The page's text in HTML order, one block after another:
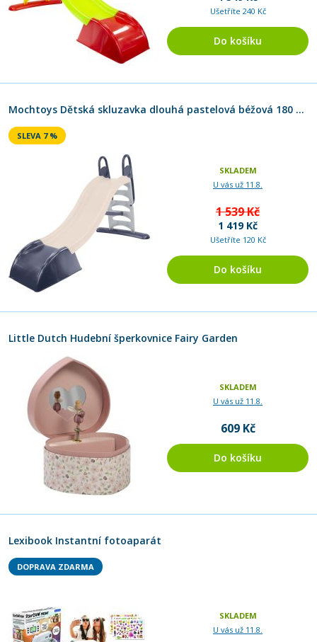
Ušetříte 240 Kč
Do košíku
Mochtoys Dětská skluzavka dlouhá pastelová béžová 180 cm
SLEVA 7 %
SKLADEM
U vás už 11.8.
1 539 Kč
1 419 Kč
Ušetříte 120 Kč
Do košíku
Little Dutch Hudební šperkovnice Fairy Garden
SKLADEM
U vás už 11.8.
609 Kč
Do košíku
Lexibook Instantní fotoaparát
DOPRAVA ZDARMA
SKLADEM
U vás už 11.8.